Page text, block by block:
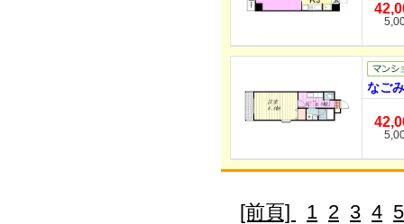
なご
[前頁] 1 2 3 4 5